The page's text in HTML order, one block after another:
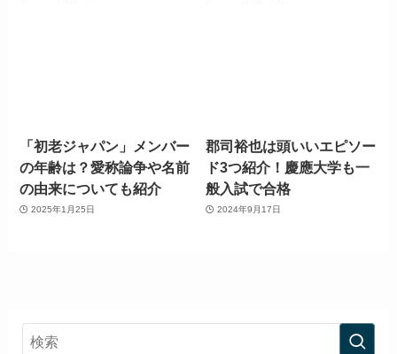
「初老ジャパン」メンバー
の年齢は？愛称論争や名前
の由来についても紹介
2025年1月25日
郡司裕也は頭いいエピソー
ド3つ紹介！慶應大学も一
般入試で合格
2024年9月17日